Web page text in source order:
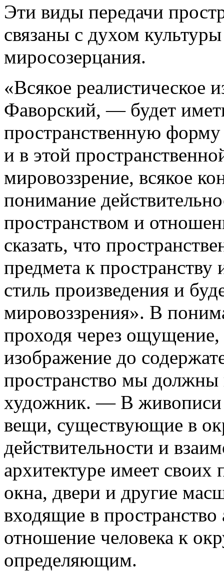
Эти виды передачи
связаны с духом
миросозерцания.
«Всякое
Фаворский, — будет
пространственную
и в этой
мировоззрение, всякое
понимание
пространством и
сказать, что
предмета к
стиль произведения и
мировоззрения». В
проходя через
изображение до
пространство мы
художник. — В живописи
вещи, существующие в
действительности и
архитектуре имеет
окна, двери и другие
входящие в
отношение человека к
определяющим.